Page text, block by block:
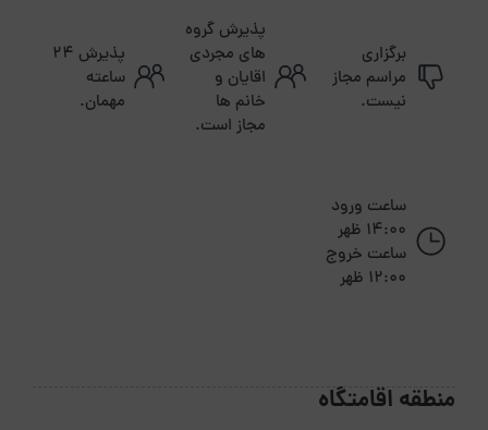
برگزاری
مراسم مجاز
نیست.
پذیرش گروه
های مجردی
اقایان و
خانم ها
مجاز است.
پذیرش ۲۴
ساعته
مهمان.
ساعت ورود
14:00 ظهر
ساعت خروج
12:00 ظهر
منطقه اقامتگاه